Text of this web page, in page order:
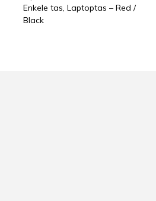
Enkele tas, Laptoptas – Red /
Black